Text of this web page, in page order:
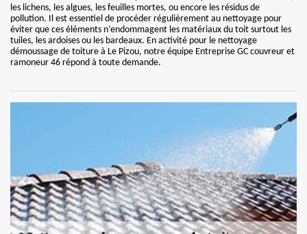
les lichens, les algues, les feuilles mortes, ou encore les résidus de
pollution. Il est essentiel de procéder régulièrement au nettoyage pour
éviter que ces éléments n’endommagent les matériaux du toit surtout les
tuiles, les ardoises ou les bardeaux. En activité pour le nettoyage
démoussage de toiture à Le Pizou, notre équipe Entreprise GC couvreur et
ramoneur 46 répond à toute demande.